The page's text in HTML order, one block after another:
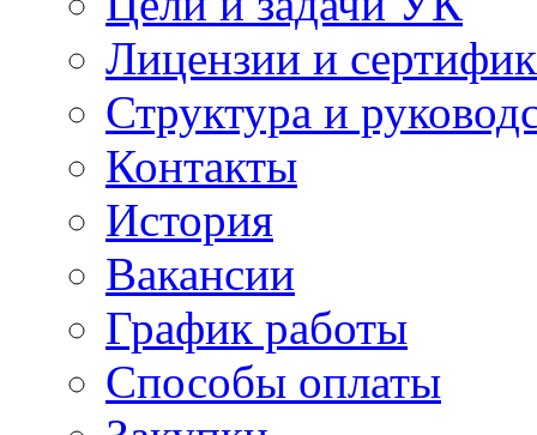
Лицензии и
Структура и
Контакты
История
Вакансии
График работы
Способы оплаты